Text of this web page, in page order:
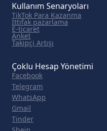
Kullanım Senaryoları
TikTok Para Kazanma
İttifak pazarlama
E-ticaret
Anket
Takipçi Artışı
Çoklu Hesap Yönetimi
Facebook
Telegram
WhatsApp
Gmail
Tinder